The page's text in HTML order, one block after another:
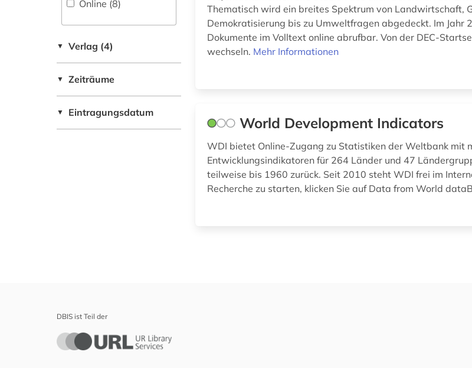
sozialer indikator (2)
weltbank (2)
wirtschaftsindikator
Online (8)
▼ Verlag (4)
▼ Zeiträume
▼ Eintragungsdatum
Thematisch wird ein breites Spektrum von Landwirtschaft,
Demokratisierung bis zu Umweltfragen abgedeckt. Im Jahr
Dokumente im Volltext online abrufbar. Von der DEC-
wechseln. Mehr Informationen
World Development Indicators
WDI bietet Online-Zugang zu Statistiken der Weltbank mit
Entwicklungsindikatoren für 264 Länder und 47
teilweise bis 1960 zurück. Seit 2010 steht WDI frei im
Recherche zu starten, klicken Sie auf Data from World
DBIS ist Teil der